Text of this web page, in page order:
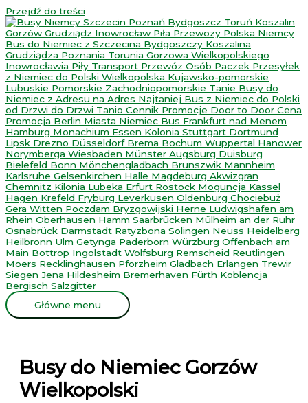
Przejdź do treści
Główne menu
Busy do Niemiec Gorzów
Wielkopolski